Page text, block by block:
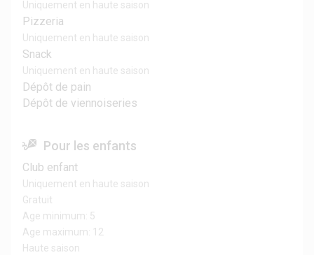
Uniquement en haute saison
Pizzeria
Uniquement en haute saison
Snack
Uniquement en haute saison
Dépôt de pain
Dépôt de viennoiseries
Pour les enfants
Club enfant
Uniquement en haute saison
Gratuit
Age minimum: 5
Age maximum: 12
Haute saison